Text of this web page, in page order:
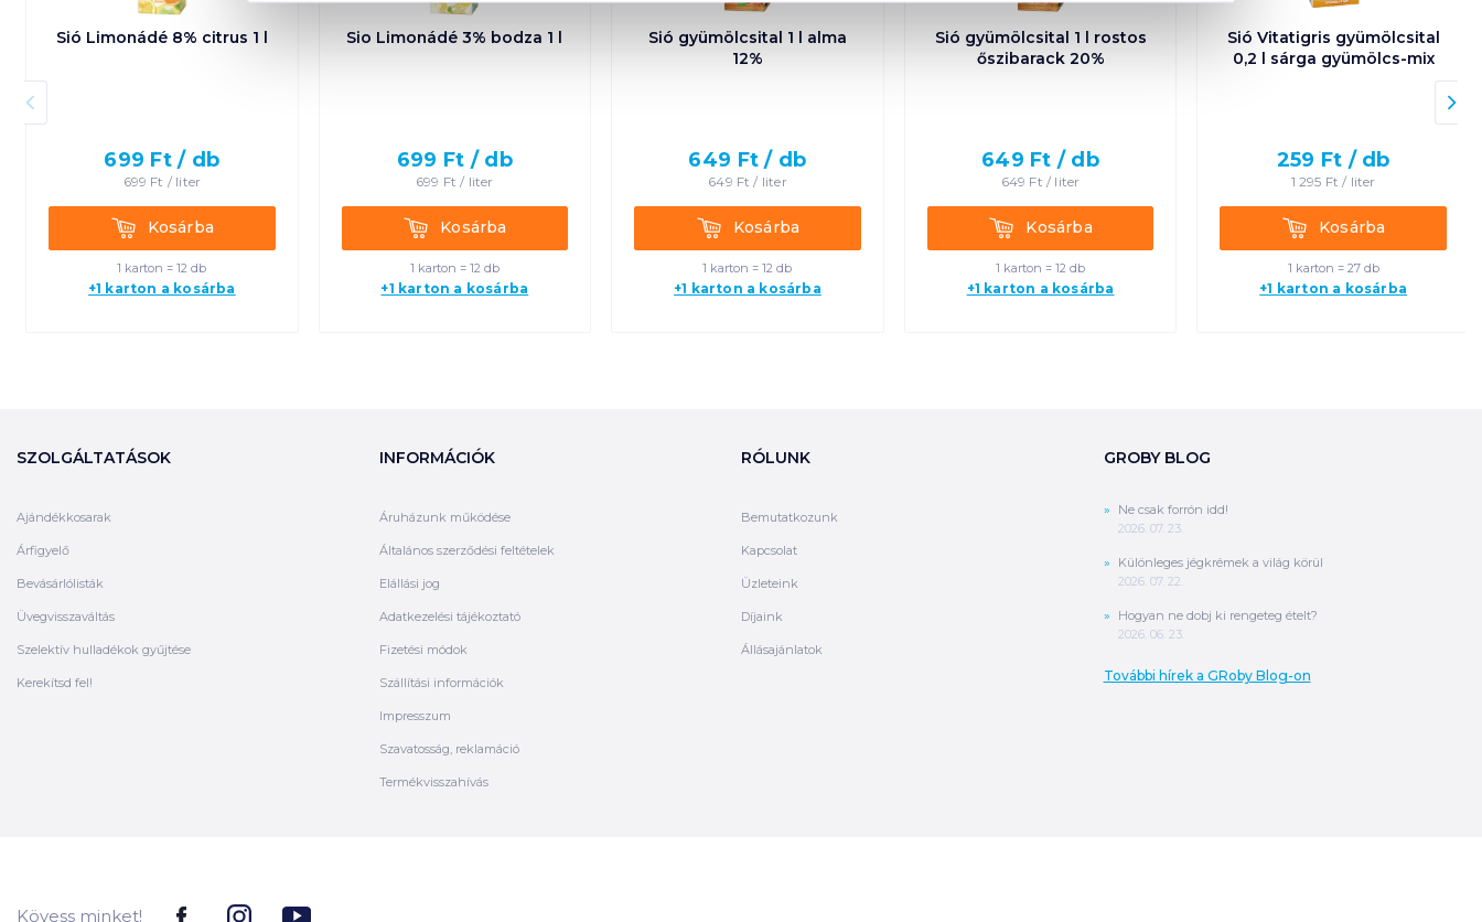
Sió Limonádé 8% citrus 1 l
699 Ft / db
699 Ft / liter
KosárbaKosárba
1 karton = 12 db
+1 karton a kosárba
Sio Limonádé 3% bodza 1 l
699 Ft / db
699 Ft / liter
KosárbaKosárba
1 karton = 12 db
+1 karton a kosárba
Sió gyümölcsital 1 l alma
12%
649 Ft / db
649 Ft / liter
KosárbaKosárba
1 karton = 12 db
+1 karton a kosárba
Sió gyümölcsital 1 l rostos
őszibarack 20%
649 Ft / db
649 Ft / liter
KosárbaKosárba
1 karton = 12 db
+1 karton a kosárba
Sió Vitatigris gyümölcsital
0,2 l sárga gyümölcs-mix
259 Ft / db
1 295 Ft / liter
KosárbaKosárba
1 karton = 27 db
+1 karton a kosárba
SZOLGÁLTATÁSOK
Ajándékkosarak
Árfigyelő
Bevásárlólisták
Üvegvisszaváltás
Szelektív hulladékok gyűjtése
Kerekítsd fel!
INFORMÁCIÓK
Áruházunk működése
Általános szerződési feltételek
Elállási jog
Adatkezelési tájékoztató
Fizetési módok
Szállítási információk
Impresszum
Szavatosság, reklamáció
Termékvisszahívás
RÓLUNK
Bemutatkozunk
Kapcsolat
Üzleteink
Díjaink
Állásajánlatok
GROBY BLOG
Ne csak forrón idd!
2026. 07. 23.
Különleges jégkrémek a világ körül
2026. 07. 22.
Hogyan ne dobj ki rengeteg ételt?
2026. 06. 23.
További hírek a GRoby Blog-on
Kövess minket!